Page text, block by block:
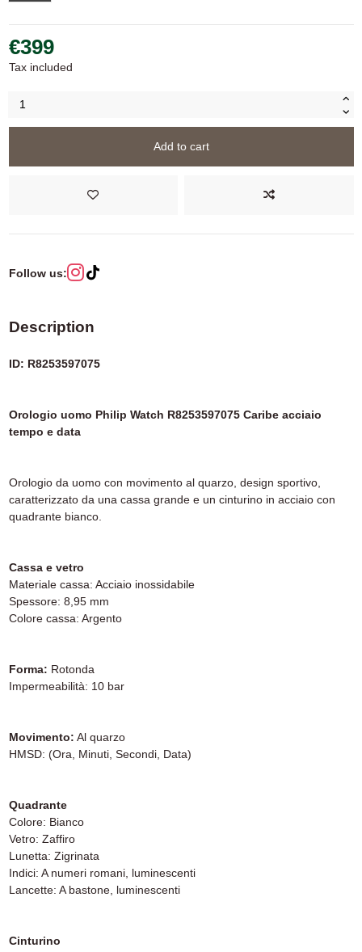
€399
Tax included
Add to cart
Follow us:
Description
ID: R8253597075
Orologio uomo Philip Watch R8253597075 Caribe acciaio
tempo e data
Orologio da uomo con movimento al quarzo, design sportivo,
caratterizzato da una cassa grande e un cinturino in acciaio con
quadrante bianco.
Cassa e vetro
Materiale cassa: Acciaio inossidabile
Spessore: 8,95 mm
Colore cassa: Argento
Forma: Rotonda
Impermeabilità: 10 bar
Movimento: Al quarzo
HMSD: (Ora, Minuti, Secondi, Data)
Quadrante
Colore: Bianco
Vetro: Zaffiro
Lunetta: Zigrinata
Indici: A numeri romani, luminescenti
Lancette: A bastone, luminescenti
Cinturino